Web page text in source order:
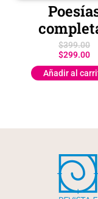
$399.00
$299.00
Añadir al